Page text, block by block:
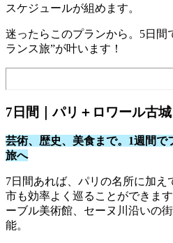
スケジュールが組めます。
迷ったらこのプランから。5日間
ランス旅”が叶います！
7日間｜パリ＋ロワール古
芸術、歴史、美食まで。1週間で
旅へ
7日間あれば、パリの名所に加
市も効率よく巡ることができま
ーブル美術館、セーヌ川沿いの
能。